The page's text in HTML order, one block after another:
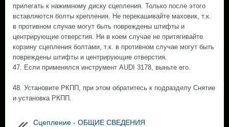
прилегать к нажимному диску сцепления. Только после этого
вставляются болты крепления. Не перекашивайте маховик, т.к.
в противном случае могут быть повреждены штифты и
центрирующие отверстия. Ни в коем случае не притягивайте
корзину сцепления болтами, т.к. в противном случае могут быть
повреждены штифты и центрирующие отверстия.
47. Если применялся инструмент AUDI 3178, выньте его.
48. Установите РКПП, при этом обратитесь к подразделу Снятие
и установка РКПП.
Сцепление - ОБЩИЕ СВЕДЕНИЯ